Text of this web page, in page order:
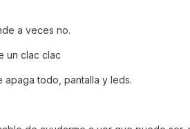
a veces no.
un clac clac
apaga todo, pantalla y leds.